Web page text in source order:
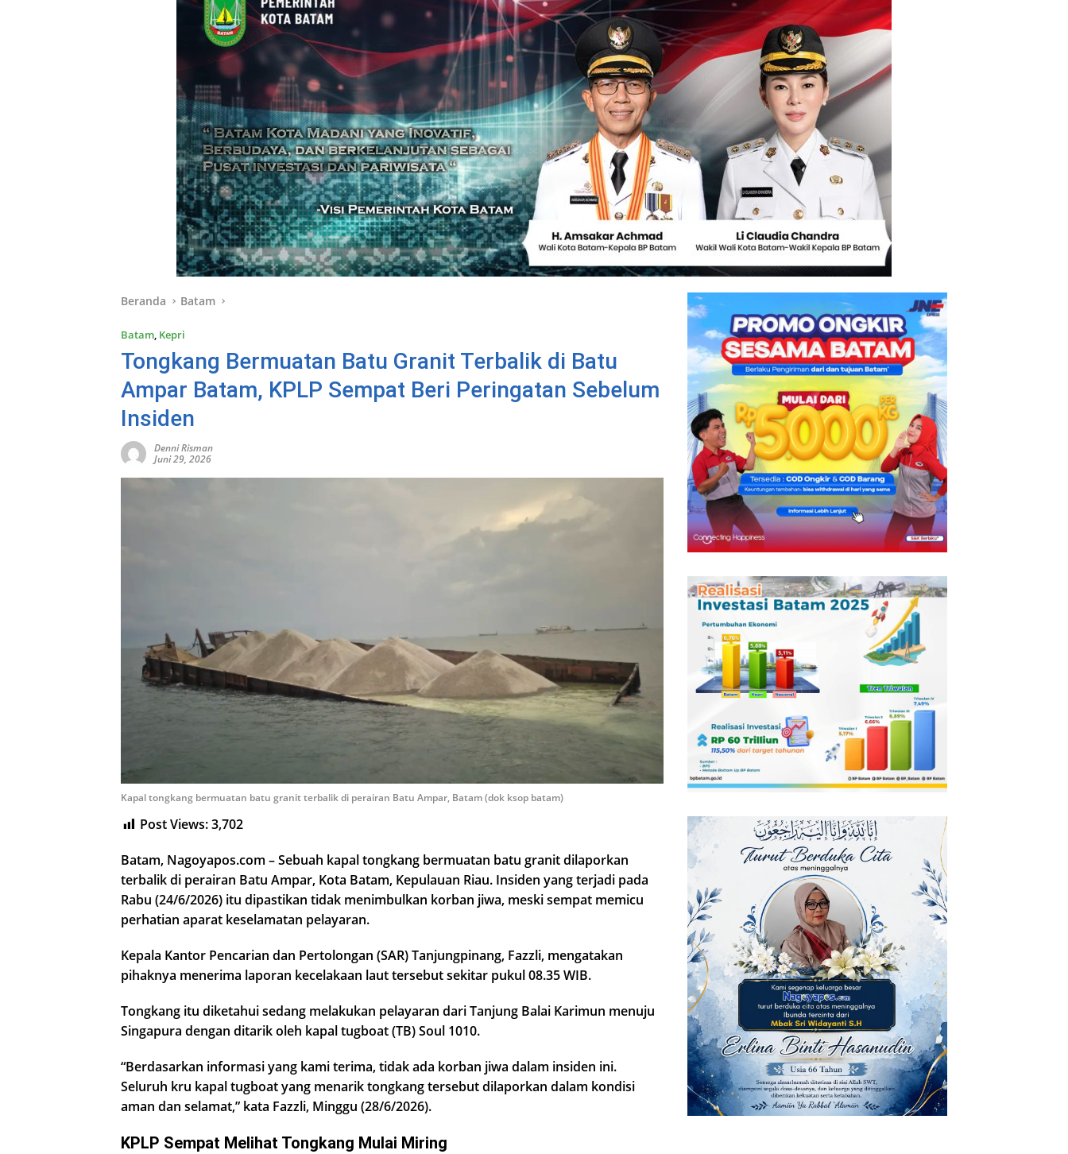
Beranda Batam
Batam, Kepri
Tongkang Bermuatan Batu Granit Terbalik di Batu
Ampar Batam, KPLP Sempat Beri Peringatan Sebelum
Insiden
Denni Risman
Juni 29, 2026
Kapal tongkang bermuatan batu granit terbalik di perairan Batu Ampar, Batam (dok ksop batam)
Post Views:3,702
Batam, Nagoyapos.com – Sebuah kapal tongkang bermuatan batu granit dilaporkan
terbalik di perairan Batu Ampar, Kota Batam, Kepulauan Riau. Insiden yang terjadi pada
Rabu (24/6/2026) itu dipastikan tidak menimbulkan korban jiwa, meski sempat memicu
perhatian aparat keselamatan pelayaran.
Kepala Kantor Pencarian dan Pertolongan (SAR) Tanjungpinang, Fazzli, mengatakan
pihaknya menerima laporan kecelakaan laut tersebut sekitar pukul 08.35 WIB.
Tongkang itu diketahui sedang melakukan pelayaran dari Tanjung Balai Karimun menuju
Singapura dengan ditarik oleh kapal tugboat (TB) Soul 1010.
“Berdasarkan informasi yang kami terima, tidak ada korban jiwa dalam insiden ini.
Seluruh kru kapal tugboat yang menarik tongkang tersebut dilaporkan dalam kondisi
aman dan selamat,” kata Fazzli, Minggu (28/6/2026).
KPLP Sempat Melihat Tongkang Mulai Miring